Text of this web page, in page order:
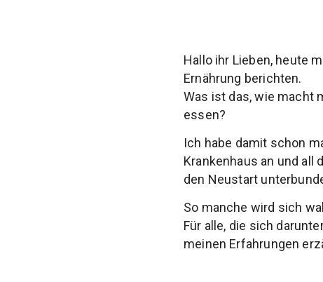
Hallo ihr Lieben, heute
Ernährung berichten.
Was ist das, wie macht
essen?
Ich habe damit schon
Krankenhaus an und all
den Neustart
So manche wird sich
Für alle, die sich
meinen Erfahrungen